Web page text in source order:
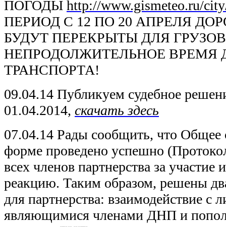
ПОГОДЫ http://www.gismeteo.ru/
ПЕРИОД С 12 ПО 20 АПРЕЛЯ
БУДУТ ПЕРЕКРЫТЫ ДЛЯ
НЕПРОДОЛЖИТЕЛЬНОЕ ВРЕМЯ
ТРАНСПОРТА!
09.04.14 Публикуем судебное
01.04.2014, скачать здесь
07.04.14 Рады сообщить, что Общее
форме проведено успешно
всех членов партнерства за участие
реакцию. Таким образом, решены
для партнерства: взаимодействие с
являющимися членами ДНП и